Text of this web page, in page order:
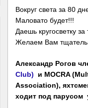
Вокруг света за 80
Маловато будет!!!
Даешь кругосветку за
Желаем Вам
Александр Рогов
Club) и MOCRA
Association),
ходит под парусом